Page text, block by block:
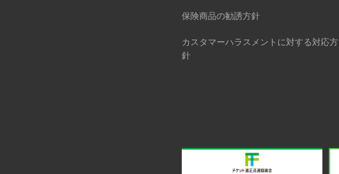
保険商品の勧誘方針
カスタマーハラスメントに対する対応方
針